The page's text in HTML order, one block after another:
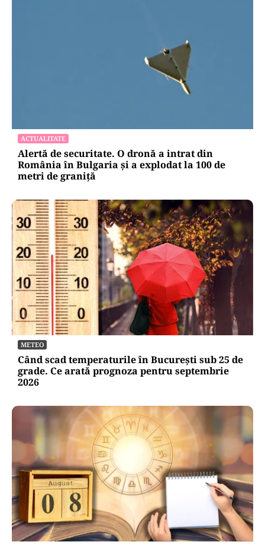
ACTUALITATE
Alertă de securitate. O dronă a intrat din
România în Bulgaria şi a explodat la 100 de
metri de graniţă
METEO
Când scad temperaturile în București sub 25 de
grade. Ce arată prognoza pentru septembrie
2026